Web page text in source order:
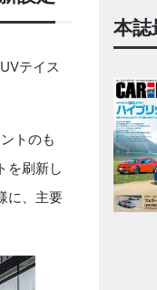
テイス
トのも
を刷新し
に、主要
本誌